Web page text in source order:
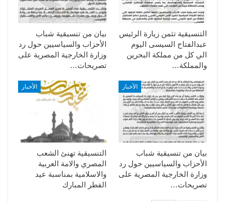
بيان من تنسيقية شباب
الأحزاب والسياسيين حول رد
وزارة الخارجية المصرية على
تصريحات…
التنسيقية تثمن زيارة الرئيس
عبدالفتاح السيسى اليوم
الي كل من مملكة البحرين
والمملكة…
الأخبار
التنسيقية تهنئ الشعب
المصري والامة العربية
والاسلامية بمناسبة عيد
الفطر المبارك
الأخبار
بيان من تنسيقية شباب
الأحزاب والسياسيين حول رد
وزارة الخارجية المصرية على
تصريحات…